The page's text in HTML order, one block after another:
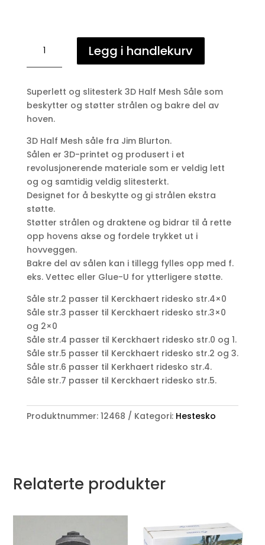
Blurton
Half
Mesh
antall
Legg i handlekurv
Superlett og slitesterk 3D Half Mesh Såle som
beskytter og støtter strålen og bakre del av
hoven.
3D Half Mesh såle fra Jim Blurton.
Sålen er 3D-printet og produsert i et
revolusjonerende materiale som er veldig lett
og og samtidig veldig slitesterkt.
Designet for å beskytte og gi strålen ekstra
støtte.
Støtter strålen og draktene og bidrar til å rette
opp hovens akse og fordele trykket ut i
hovveggen.
Bakre del av sålen kan i tillegg fylles opp med f.
eks. Vettec eller Glue-U for ytterligere støtte.
Såle str.2 passer til Kerckhaert ridesko str.4×0
Såle str.3 passer til Kerckhaert ridesko str.3×0
og 2×0
Såle str.4 passer til Kerckhaert ridesko str.0 og 1.
Såle str.5 passer til Kerckhaert ridesko str.2 og 3.
Såle str.6 passer til Kerkhaert ridesko str.4.
Såle str.7 passer til Kerckhaert ridesko str.5.
Produktnummer: 12468 Kategori: Hestesko
Relaterte produkter